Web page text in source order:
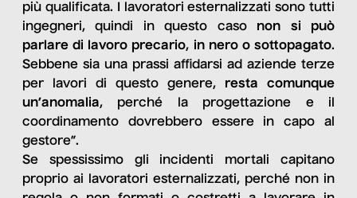
più qualificata. I lavoratori esternalizzati sono tutti
ingegneri, quindi in questo caso non si può
parlare di lavoro precario, in nero o sottopagato.
Sebbene sia una prassi affidarsi ad aziende terze
per lavori di questo genere, resta comunque
un’anomalia, perché la progettazione e il
coordinamento dovrebbero essere in capo al
gestore”.
Se spessissimo gli incidenti mortali capitano
proprio ai lavoratori esternalizzati, perché non in